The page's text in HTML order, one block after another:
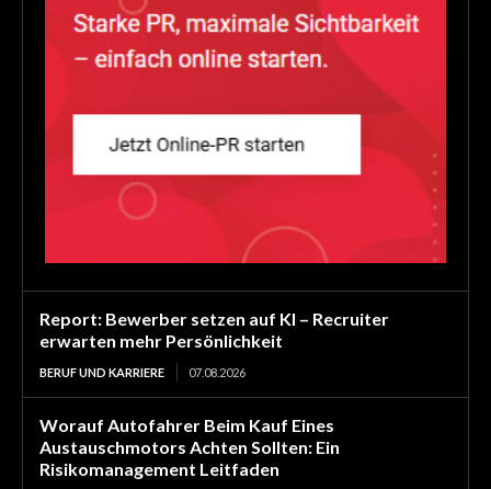
Report: Bewerber setzen auf KI – Recruiter
erwarten mehr Persönlichkeit
BERUF UND KARRIERE 07.08.2026
Worauf Autofahrer Beim Kauf Eines
Austauschmotors Achten Sollten: Ein
Risikomanagement Leitfaden